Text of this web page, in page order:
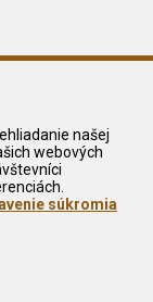
našej
webových
súkromia